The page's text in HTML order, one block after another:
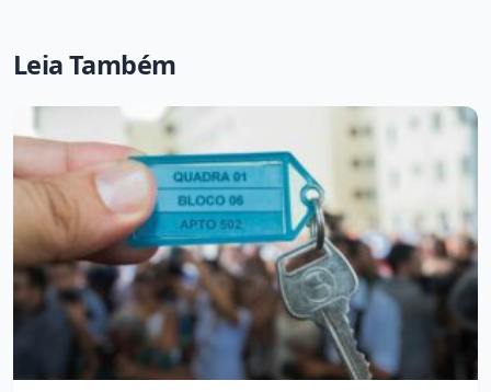
Leia Também